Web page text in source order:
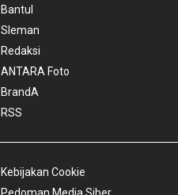
Bantul
Sleman
Redaksi
ANTARA Foto
BrandA
RSS
Kebijakan Cookie
Pedoman Media Siber